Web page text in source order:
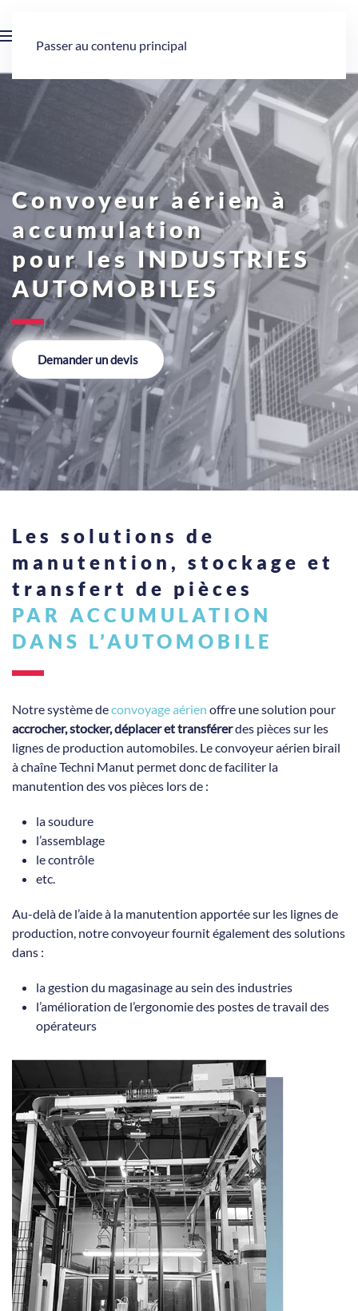
Passer au contenu principal
Convoyeur aérien à
accumulation
pour les INDUSTRIES
AUTOMOBILES
Demander un devis
Les solutions de
manutention, stockage et
transfert de pièces
PAR ACCUMULATION
DANS L’AUTOMOBILE
Notre système deconvoyage aérien offre une solution pour
accrocher, stocker, déplacer et transférerdes pièces sur les
lignes de production automobiles. Le convoyeur aérien birail
à chaîne Techni Manut permet donc de faciliter la
manutention des vos pièces lors de :
la soudure
l’assemblage
le contrôle
etc.
Au-delà de l’aide à la manutention apportée sur les lignes de
production, notre convoyeur fournit également des solutions
dans :
la gestion du magasinage au sein des industries
l’amélioration de l’ergonomie des postes de travail des
opérateurs